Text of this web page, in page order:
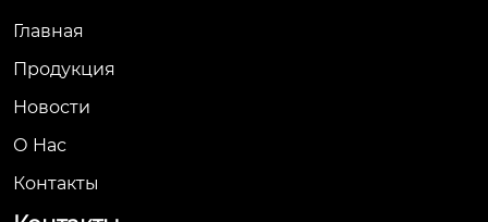
Главная
Продукция
Новости
О Hас
Контакты